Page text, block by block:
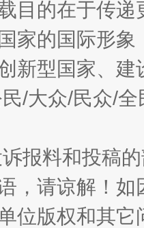
目的在于传
家的国际形
新型国家、
/大众/民众/
报料和投稿
，请谅解！
位版权和其它